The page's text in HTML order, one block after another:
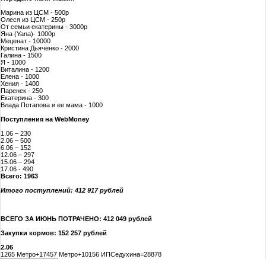
Марина из ЦСМ - 500р
Олеся из ЦСМ - 250р
От семьи екатерины - 3000р
Яна (Yana)- 1000р
Меценат - 10000
Кристина Дьяченко - 2000
Галина - 1500
Я - 1000
Виталина - 1200
Елена - 1000
Хения - 1400
Паренек - 250
Екатерина - 300
Влада Потапова и ее мама - 1000
Поступления на WebMoney
1.06 – 230
2.06 – 500
6.06 – 152
12.06 – 297
15.06 – 294
17.06 - 490
Всего: 1963
Итого поступлений: 412 917 рублей
ВСЕГО ЗА ИЮНЬ ПОТРАЧЕНО: 412 049 рублей
Закупки кормов: 152 257 рублей
2.06
1265 Метро+17457 Метро+10156 ИПСедухина=28878